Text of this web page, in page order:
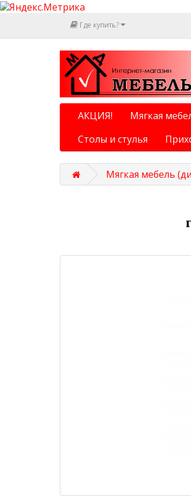
Где купить?
АКЦИЯ! Мягкая
Столы и стулья
Мягкая мебель